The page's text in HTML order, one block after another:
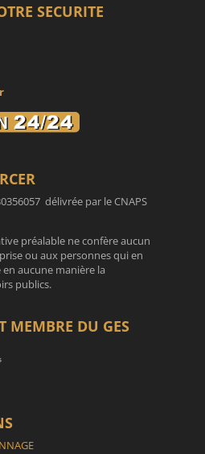
SECURITE
délivrée par le CNAPS
préalable ne confère aucun
ou aux personnes qui en
en aucune manière la
publics.
MEMBRE DU GES